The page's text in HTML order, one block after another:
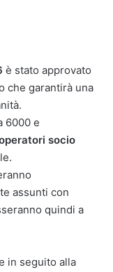
è stato approvato
che garantirà una
6000 e
socio
assunti con
quindi a
in seguito alla